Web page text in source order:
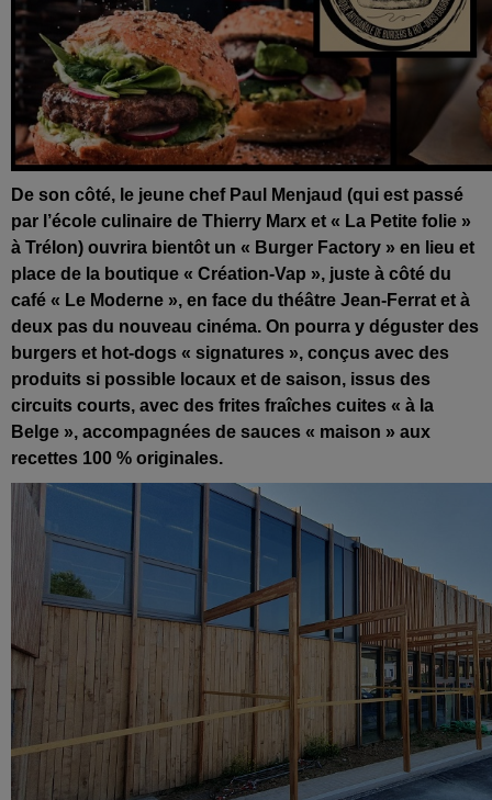
De son côté, le jeune chef Paul Menjaud (qui est passé
par l’école culinaire de Thierry Marx et « La Petite folie »
à Trélon) ouvrira bientôt un « Burger Factory » en lieu et
place de la boutique « Création-Vap », juste à côté du
café « Le Moderne », en face du théâtre Jean-Ferrat et à
deux pas du nouveau cinéma. On pourra y déguster des
burgers et hot-dogs « signatures », conçus avec des
produits si possible locaux et de saison, issus des
circuits courts, avec des frites fraîches cuites « à la
Belge », accompagnées de sauces « maison » aux
recettes 100 % originales.